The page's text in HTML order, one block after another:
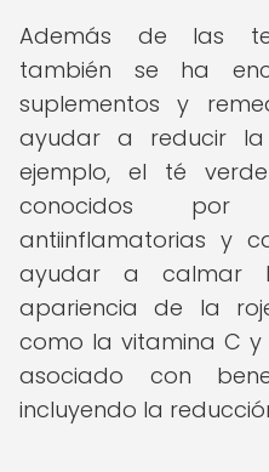
Además de las
también se ha
suplementos y
ayudar a reducir
ejemplo, el té
conocidos por
antiinflamatorias y
ayudar a calmar
apariencia de la
como la vitamina C
asociado con
incluyendo la